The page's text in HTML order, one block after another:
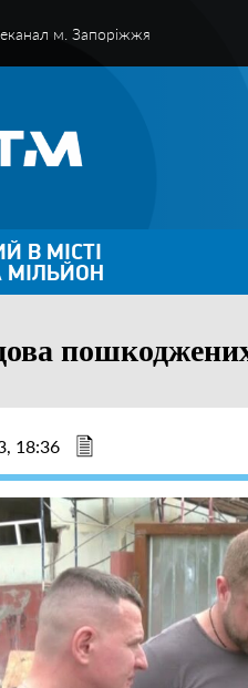
м. Запоріжжя
В МІСТІ
18:36